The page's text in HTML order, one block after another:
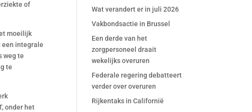
of
moeilijk
een integrale
weg te
te
onder het
Wat verandert er in juli 2026
Vakbondsactie in Brussel
Een derde van het
zorgpersoneel draait
wekelijks overuren
Federale regering debatteert
verder over overuren
Rijkentaks in Californië